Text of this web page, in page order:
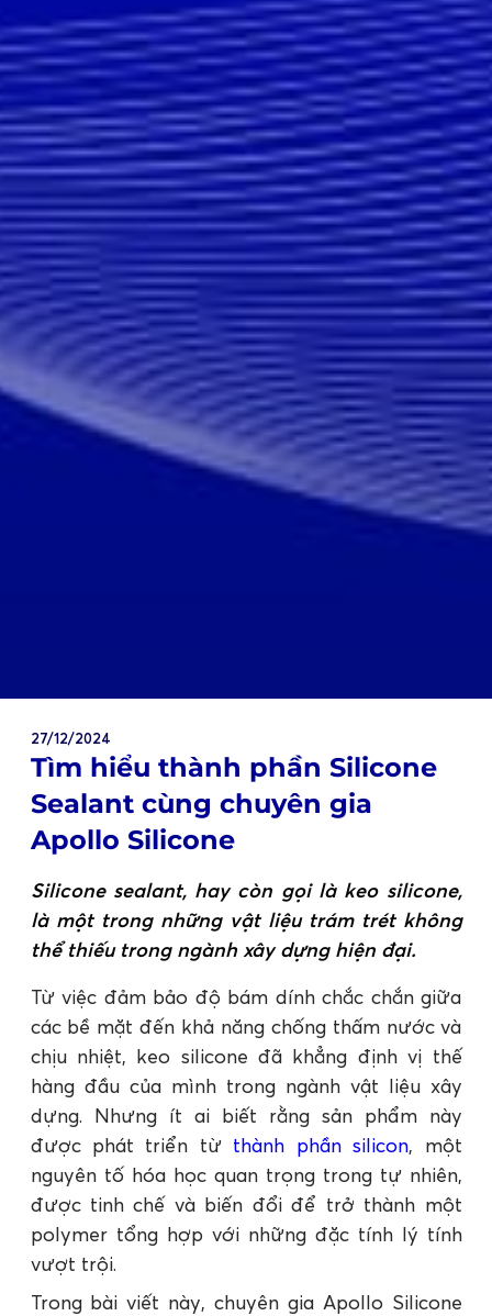
27/12/2024
Tìm hiểu thành phần Silicone
Sealant cùng chuyên gia
Apollo Silicone
Silicone sealant, hay còn gọi là keo silicone,
là một trong những vật liệu trám trét không
thể thiếu trong ngành xây dựng hiện đại.
Từ việc đảm bảo độ bám dính chắc chắn giữa
các bề mặt đến khả năng chống thấm nước và
chịu nhiệt, keo silicone đã khẳng định vị thế
hàng đầu của mình trong ngành vật liệu xây
dựng. Nhưng ít ai biết rằng sản phẩm này
được phát triển từ thành phần silicon, một
nguyên tố hóa học quan trọng trong tự nhiên,
được tinh chế và biến đổi để trở thành một
polymer tổng hợp với những đặc tính lý tính
vượt trội.
Trong bài viết này, chuyên gia Apollo Silicone